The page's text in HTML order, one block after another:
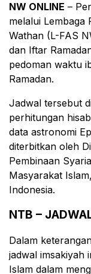
NW ONLINE –
melalui Lembaga
Wathan (L-FAS
dan Iftar
pedoman waktu
Ramadan.
Jadwal tersebut
perhitungan
data astronomi
diterbitkan oleh
Pembinaan
Masyarakat
Indonesia.
NTB –
Dalam
jadwal imsakiyah
Islam dalam